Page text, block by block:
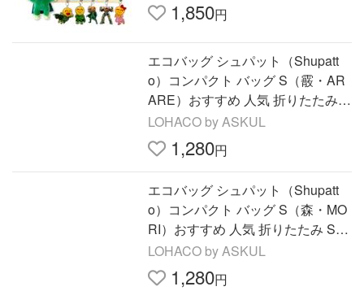
1,850円
エコバッグ シュパット（Shupatt
o）コンパクト バッグ S（霰・AR
ARE）おすすめ 人気 折りたたみ S
466A 1個 マーナ
LOHACO by ASKUL
1,280円
エコバッグ シュパット（Shupatt
o）コンパクト バッグ S（森・MO
RI）おすすめ 人気 折りたたみ S46
6MOR 1個 マーナ
LOHACO by ASKUL
1,280円